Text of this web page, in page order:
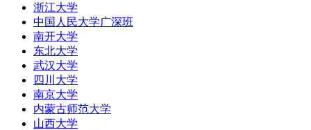
浙江大学
中国人民大学广深班
南开大学
东北大学
武汉大学
四川大学
南京大学
内蒙古师范大学
山西大学